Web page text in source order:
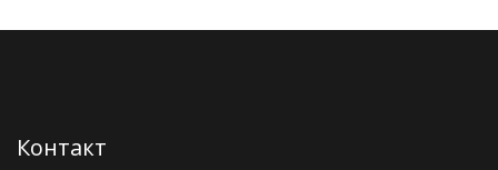
Контакт